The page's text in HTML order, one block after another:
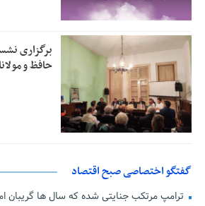
برگزاری
حافظ و
گفتگو اختصاصی صبح اقتصاد
ترامپ مرتکب جنایتی شده که سال ها گریبان